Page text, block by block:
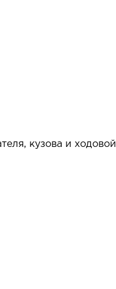
кузова и ходовой